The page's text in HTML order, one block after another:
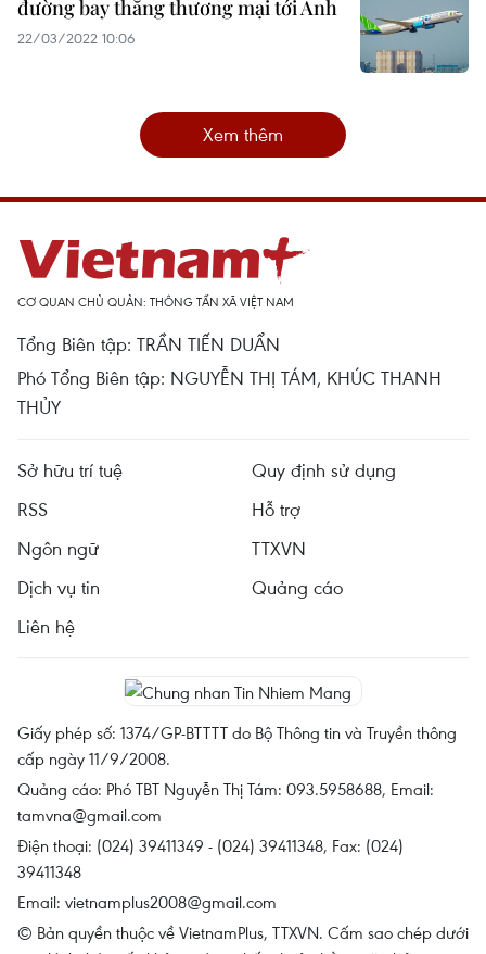
đường bay thẳng thương mại tới Anh
22/03/2022 10:06
Xem thêm
CƠ QUAN CHỦ QUẢN: THÔNG TẤN XÃ VIỆT NAM
Tổng Biên tập: TRẦN TIẾN DUẨN
Phó Tổng Biên tập: NGUYỄN THỊ TÁM, KHÚC THANH
THỦY
Sở hữu trí tuệ
Quy định sử dụng
RSS
Hỗ trợ
Ngôn ngữ
TTXVN
Dịch vụ tin
Quảng cáo
Liên hệ
Giấy phép số: 1374/GP-BTTTT do Bộ Thông tin và Truyền thông
cấp ngày 11/9/2008.
Quảng cáo: Phó TBT Nguyễn Thị Tám: 093.5958688, Email:
tamvna@gmail.com
Điện thoại: (024) 39411349 - (024) 39411348, Fax: (024)
39411348
Email: vietnamplus2008@gmail.com
© Bản quyền thuộc về VietnamPlus, TTXVN. Cấm sao chép dưới